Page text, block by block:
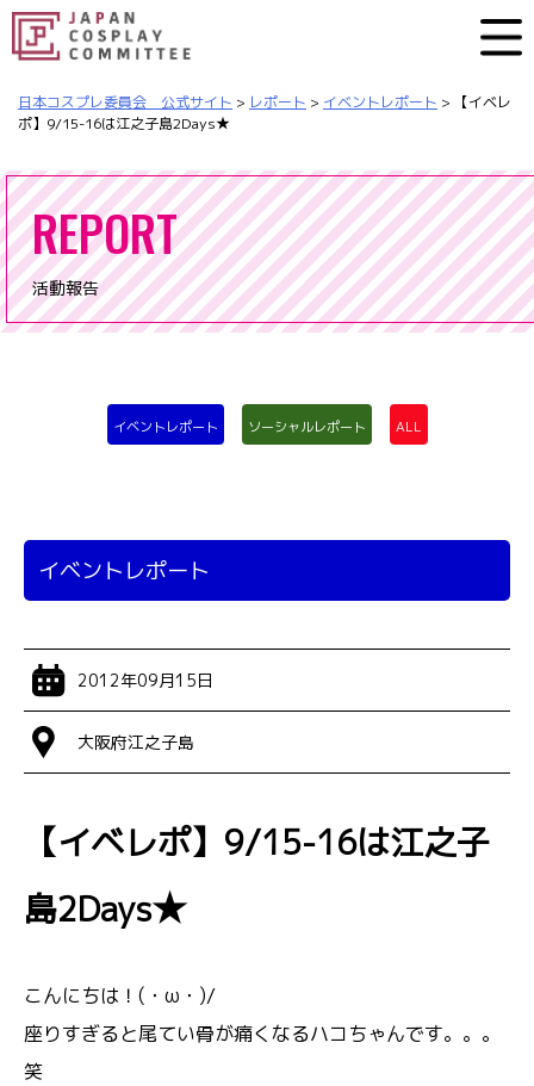
日本コスプレ委員会 公式サイト > レポート > イベントレポート >
【イベレ
ポ】9/15-16は江之子島2Days★
REPORT
活動報告
イベントレポート ソーシャルレポート ALL
イベントレポート
2012年09月15日
大阪府江之子島
【イベレポ】9/15-16は江之子
島2Days★
こんにちは！(・ω・)/
座りすぎると尾てい骨が痛くなるハコちゃんです。。。
笑